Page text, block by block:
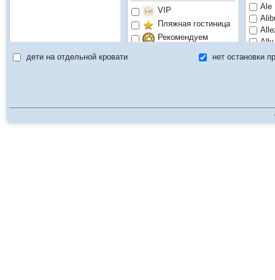
VIP
Пляжная гостиница
Рекомендуем
Халяльная еда
Ale
Ally
An
дети на отдельной кровати нет остановки